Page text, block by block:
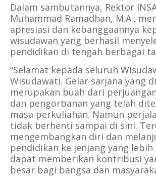
Dalam sambutannya, Rektor
Muhammad Ramadhan, M.A.,
apresiasi dan kebanggaannya
wisudawan yang berhasil
pendidikan di tengah berbagai
“Selamat kepada seluruh
Wisudawati. Gelar sarjana yang
merupakan buah dari
dan pengorbanan yang telah
masa perkuliahan. Namun
tidak berhenti sampai di sini.
mengembangkan diri dan
pendidikan ke jenjang yang
dapat memberikan kontribusi
besar bagi bangsa dan